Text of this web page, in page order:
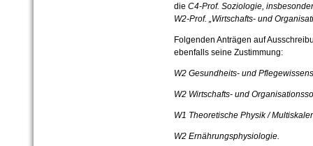
die C4-Prof. Soziologie,
W2-Prof. „Wirtschafts- und
Folgenden Anträgen auf
ebenfalls seine Zustimmung:
W2 Gesundheits- und
W2 Wirtschafts- und
W1 Theoretische Physik /
W2 Ernährungsphysiologie.